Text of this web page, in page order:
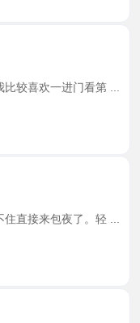
较喜欢一进门看第 ...
直接来包夜了。轻 ...